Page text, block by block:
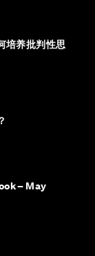
培养批判性思
– May